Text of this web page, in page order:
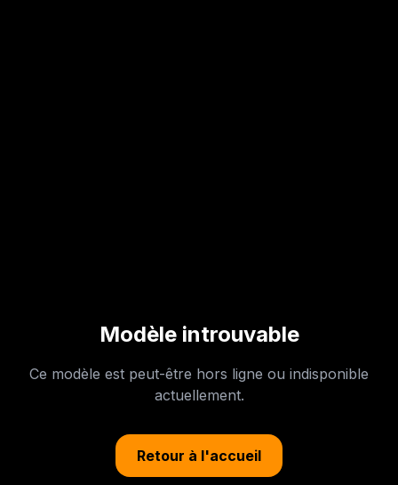
Modèle introuvable
Ce modèle est peut-être hors ligne ou indisponible
actuellement.
Retour à l'accueil